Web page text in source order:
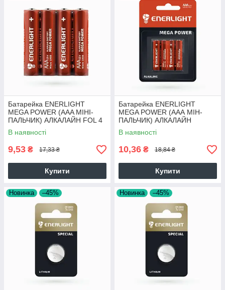
Батарейка ENERLIGHT
MEGA POWER (AAA МІНІ-
ПАЛЬЧИК) АЛКАЛАЙН FOL 4
шт./бл 40шт./уп. 65324
В наявності
9,53 ₴ 17,33 ₴
Купити
Батарейка ENERLIGHT
MEGA POWER (AAА МІН-
ПАЛЬЧИК) АЛКАЛАЙН
(БЛІСТЕР) 4 шт./бл 48 шт./уп
4823093501942 65324
В наявності
10,36 ₴ 18,84 ₴
Купити
Новинка –45% Новинка –45%